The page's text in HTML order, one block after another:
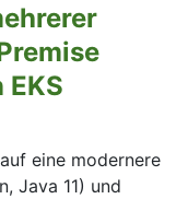
eine modernere
Java 11) und